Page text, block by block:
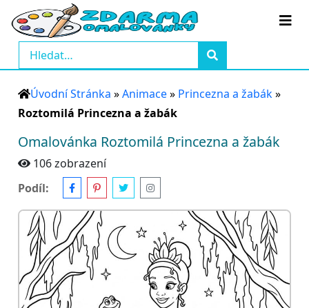
Úvodní Stránka »Animace» Princezna a žabák»
Roztomilá Princezna a žabák
Omalovánka Roztomilá Princezna a žabák
106 zobrazení
Podíl: